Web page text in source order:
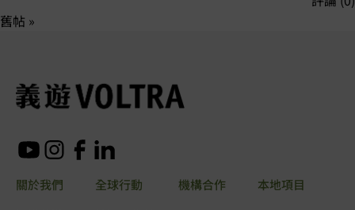
舊帖 »
關於我們
全球行動
本地項目
機構合作